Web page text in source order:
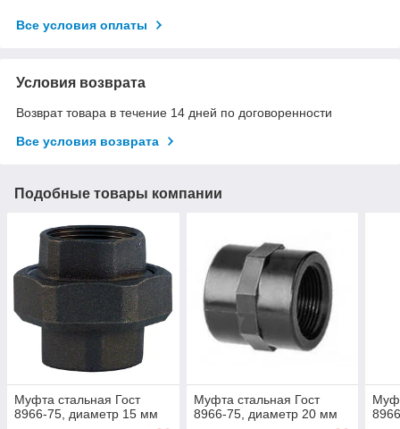
Все условия оплаты
Условия возврата
Возврат товара в течение 14 дней по договоренности
Все условия возврата
Подобные товары компании
Муфта стальная Гост
8966-75, диаметр 15 мм
Муфта стальная Гост
8966-75, диаметр 20 мм